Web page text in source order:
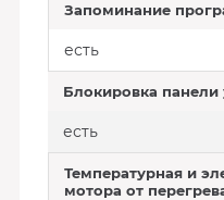
Запоминание
есть
Блокировка панели
есть
Температурная и
мотора от